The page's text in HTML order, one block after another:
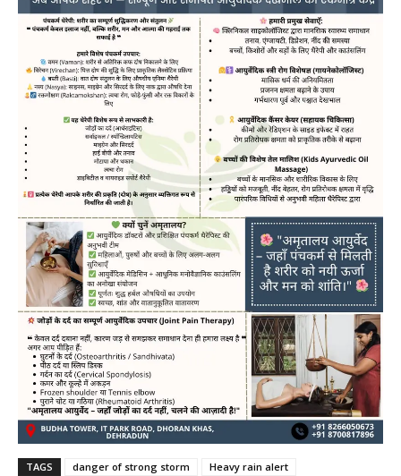
TAGS danger of strong storm
Heavy rain alert